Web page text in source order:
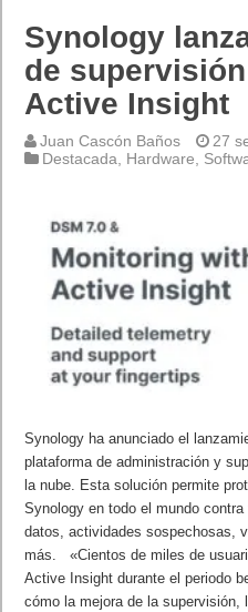
Synology
de
Active Insight
Juan Cascón Baños
27
Destacada
Hardware
Synology ha anunciado el
plataforma de administración y
la nube. Esta solución permite
Synology en todo el mundo
datos, actividades sospechosas,
más. «Cientos de miles de
Active Insight durante el periodo
cómo la mejora de la supervisión,